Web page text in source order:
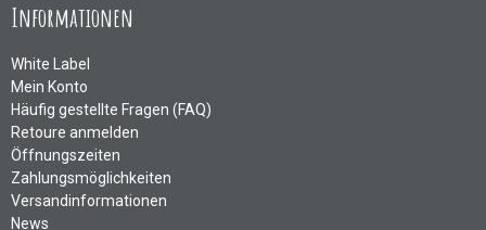
Informationen
White Label
Mein Konto
Häufig gestellte Fragen (FAQ)
Retoure anmelden
Öffnungszeiten
Zahlungsmöglichkeiten
Versandinformationen
News